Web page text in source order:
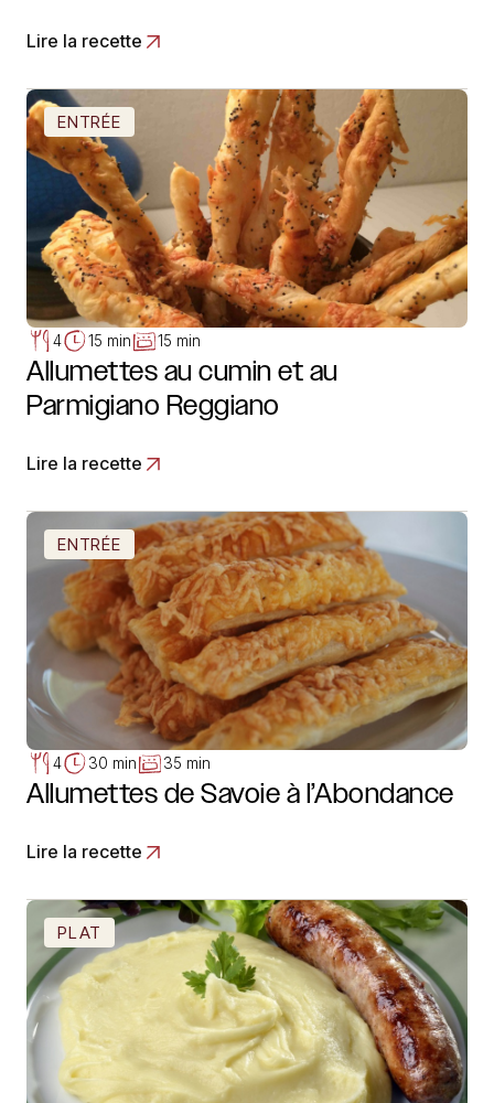
Lire la recette
ENTRÉE
4 15 min 15 min
Allumettes au cumin et au
Parmigiano Reggiano
Lire la recette
ENTRÉE
4 30 min 35 min
Allumettes de Savoie à l’Abondance
Lire la recette
PLAT